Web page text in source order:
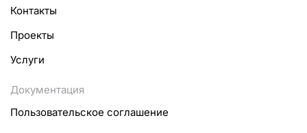
Контакты
Проекты
Услуги
Документация
Пользовательское соглашение